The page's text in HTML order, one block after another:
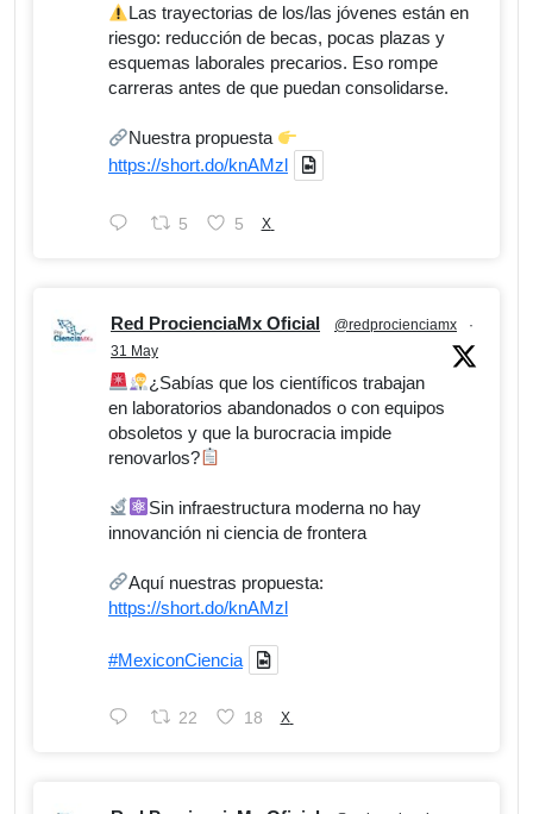
Las trayectorias de los/las jóvenes están en
riesgo: reducción de becas, pocas plazas y
esquemas laborales precarios. Eso rompe
carreras antes de que puedan consolidarse.
Nuestra propuesta
https://short.do/knAMzl
5 5 X
Red ProcienciaMx Oficial @redprocienciamx
·
31 May
¿Sabías que los científicos trabajan
en laboratorios abandonados o con equipos
obsoletos y que la burocracia impide
renovarlos?
Sin infraestructura moderna no hay
innovanción ni ciencia de frontera
Aquí nuestras propuesta:
https://short.do/knAMzl
#MexiconCiencia
22 18 X